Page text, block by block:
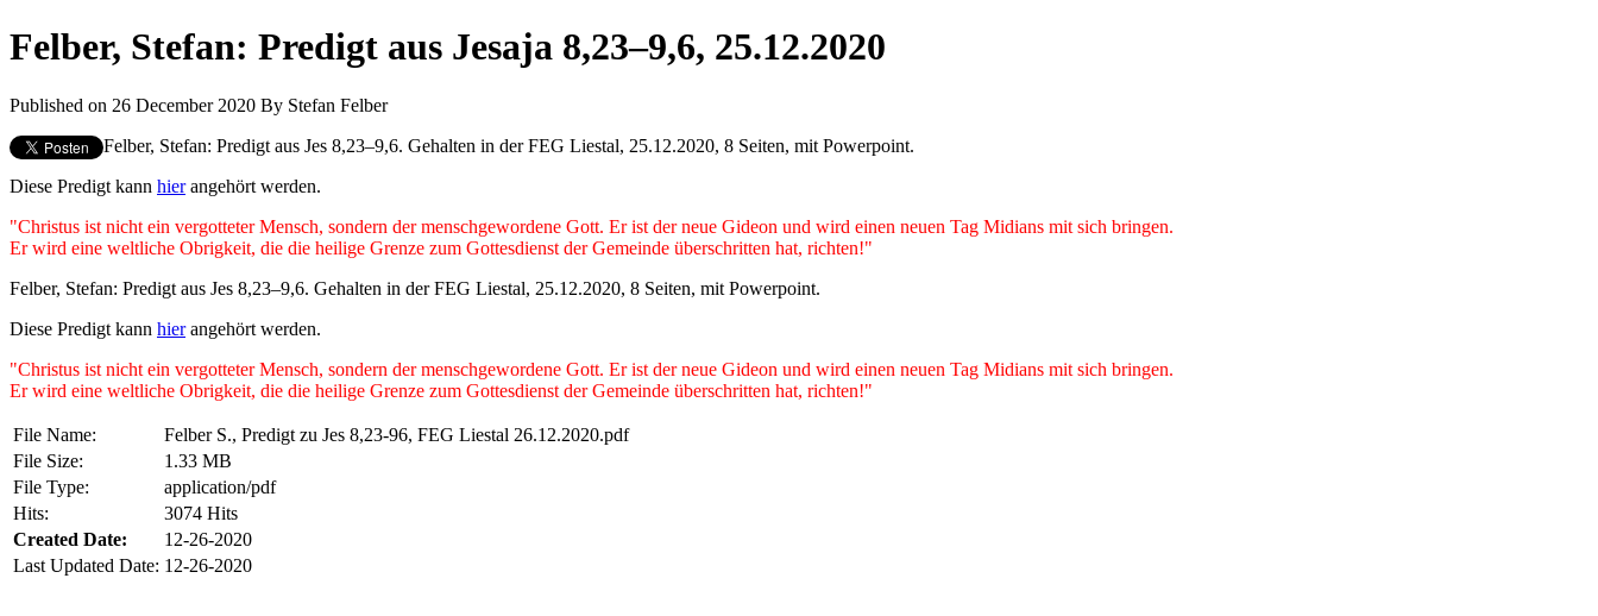
Felber, Stefan: Predigt aus Jesaja 8,23–9,6, 25.12.2020
Published on 26 December 2020 By Stefan Felber
Felber, Stefan: Predigt aus Jes 8,23–9,6. Gehalten in der FEG Liestal, 25.12.2020, 8 Seiten, mit Powerpoint.
Diese Predigt kann hierangehört werden.
"Christus ist nicht ein vergotteter Mensch, sondern der menschgewordene Gott. Er ist der neue Gideon und wird einen neuen Tag Midians mit sich bringen.
Er wird eine weltliche Obrigkeit, die die heilige Grenze zum Gottesdienst der Gemeinde überschritten hat, richten!"
Felber, Stefan: Predigt aus Jes 8,23–9,6. Gehalten in der FEG Liestal, 25.12.2020, 8 Seiten, mit Powerpoint.
Diese Predigt kann hierangehört werden.
"Christus ist nicht ein vergotteter Mensch, sondern der menschgewordene Gott. Er ist der neue Gideon und wird einen neuen Tag Midians mit sich bringen.
Er wird eine weltliche Obrigkeit, die die heilige Grenze zum Gottesdienst der Gemeinde überschritten hat, richten!"
File Name:
Felber S., Predigt zu Jes 8,23-96, FEG Liestal 26.12.2020.pdf
File Size:
1.33 MB
File Type:
application/pdf
Hits:
3074 Hits
Created Date:
12-26-2020
Last Updated Date: 12-26-2020